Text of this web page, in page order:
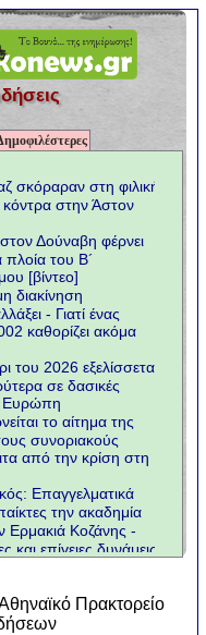
Πρακτορείο